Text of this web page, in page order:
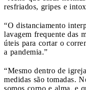
resfriados, gripes e
“O distanciamento
lavagem frequente das
úteis para cortar o
a pandemia.”
“Mesmo dentro de
medidas são tomadas.
somos corpo e alma, e